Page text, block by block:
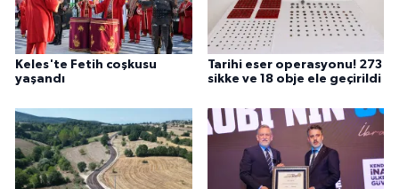
Keles'te Fetih coşkusu
yaşandı
Tarihi eser operasyonu! 273
sikke ve 18 obje ele geçirildi